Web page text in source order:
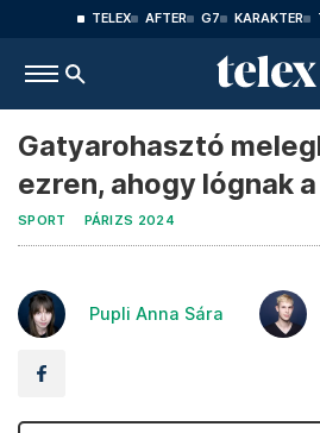
TELEX AFTER G7 KARAKTER
Gatyarohasztó
ezren, ahogy lógnak
SPORT PÁRIZS 2024
Pupli Anna Sára